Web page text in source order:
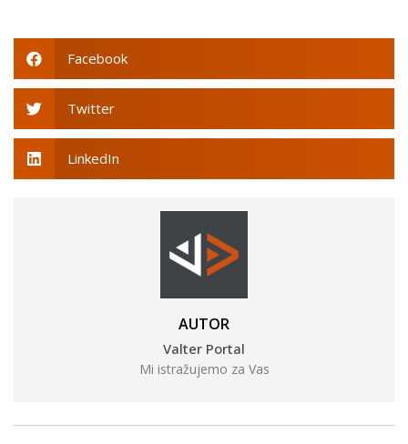
Facebook
Twitter
LinkedIn
AUTOR
Valter Portal
Mi istražujemo za Vas